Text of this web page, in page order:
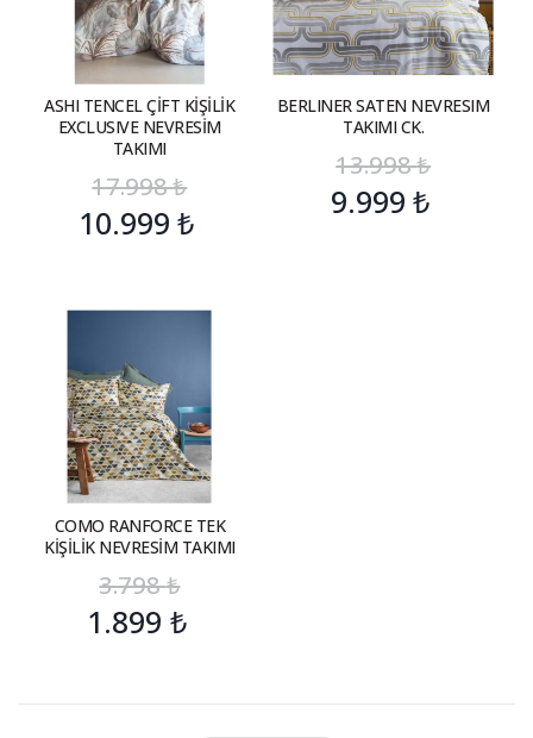
ASHI TENCEL ÇİFT KİŞİLİK
EXCLUSIVE NEVRESİM
TAKIMI
17.998₺
10.999₺
BERLINER SATEN NEVRESIM
TAKIMI CK.
13.998₺
9.999₺
COMO RANFORCE TEK
KİŞİLİK NEVRESİM TAKIMI
3.798₺
1.899 ₺